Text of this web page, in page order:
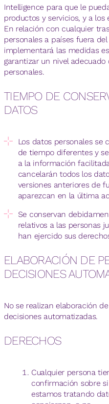
Intelligence para que le
productos y servicios, y a
En relación con cualquier
personales a países fuera
implementará las medidas
garantizar un nivel
personales.
TIEMPO DE
DATOS
Los datos personales se
de tiempo diferentes y
a la información
cancelarán todos los
versiones anteriores de
aparezcan en la última
Se conservan
relativos a las personas
han ejercido sus
ELABORACIÓN DE
DECISIONES
No se realizan elaboración
decisiones automatizadas.
DERECHOS
Cualquier persona
confirmación sobre
estamos tratando